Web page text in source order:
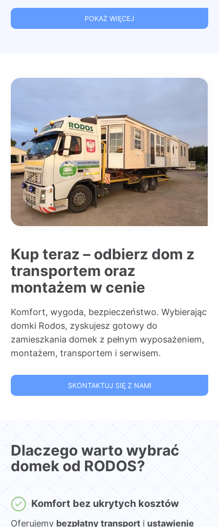
POKAŻ WIĘCEJ
Kup teraz – odbierz dom z
transportem oraz
montażem w cenie
Komfort, wygoda, bezpieczeństwo. Wybierając
domki Rodos, zyskujesz gotowy do
zamieszkania domek z pełnym wyposażeniem,
montażem, transportem i serwisem.
SKONTAKTUJ SIĘ Z NAMI
Dlaczego warto wybrać
domek od RODOS?
Komfort bez ukrytych kosztów
Oferujemybezpłatny transporti ustawienie